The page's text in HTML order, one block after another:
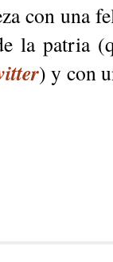
con una
la patria
) y con